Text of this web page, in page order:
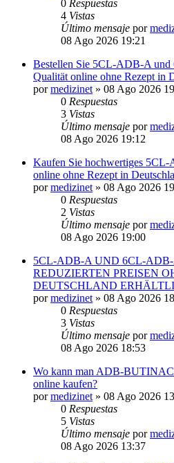
0 Respuestas
4 Vistas
Último mensaje por
08 Ago 2026 19:21
Bestellen Sie 5CL-ADB-A
Qualität online ohne Rezept in
pormedizinet» 08 Ago 2026
0 Respuestas
3 Vistas
Último mensaje por
08 Ago 2026 19:12
Kaufen Sie hochwertiges
online ohne Rezept in
pormedizinet» 08 Ago 2026
0 Respuestas
2 Vistas
Último mensaje por
08 Ago 2026 19:00
5CL-ADB-A UND 6CL-
REDUZIERTEN PREISEN
DEUTSCHLAND
pormedizinet» 08 Ago 2026
0 Respuestas
3 Vistas
Último mensaje por
08 Ago 2026 18:53
Wo kann man ADB-
online kaufen?
pormedizinet» 08 Ago 2026
0 Respuestas
5 Vistas
Último mensaje por
08 Ago 2026 13:37